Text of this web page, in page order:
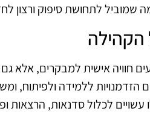
שמוביל לתחושת סיפוק ורצון
הקהילה
חוויה אישית למבקרים,
הזדמנויות ללמידה ולפיתוח,
לכלול סדנאות, הרצאות